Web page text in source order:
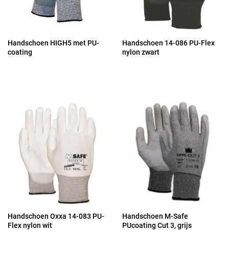
Handschoen HIGH5 met PU-
coating
Handschoen 14-086 PU-Flex
nylon zwart
Handschoen Oxxa 14-083 PU-
Flex nylon wit
Handschoen M-Safe
PUcoating Cut 3, grijs